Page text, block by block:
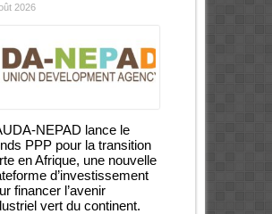
2026
NEPAD lance le
PPP pour la transition
en Afrique, une nouvelle
d’investissement
financer l’avenir
vert du continent.